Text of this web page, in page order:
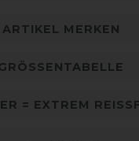
ARTIKEL MERKEN
= EXTREM